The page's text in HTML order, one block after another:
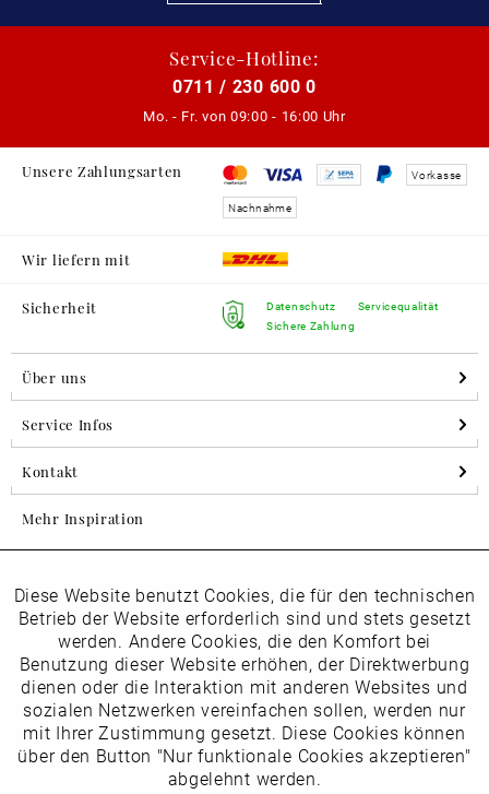
Service-Hotline:
0711 / 230 600 0
Mo. - Fr. von 09:00 - 16:00 Uhr
Unsere Zahlungsarten Vorkasse
Nachnahme
Wir liefern mit
Sicherheit
Datenschutz
Sichere Zahlung
Servicequalität
Über uns
Service Infos
Kontakt
Mehr Inspiration
Folgen Sie uns auf Instagram
horsch_schuhe
Newsletter
Datenschutzbestimmungenhabe ich zur Kenntnis
Funktionale Aktiv
Marketing Inaktiv
Tracking Inaktiv
Diese Website benutzt Cookies, die für den technischen
Betrieb der Website erforderlich sind und stets gesetzt
werden. Andere Cookies, die den Komfort bei
Benutzung dieser Website erhöhen, der Direktwerbung
dienen oder die Interaktion mit anderen Websites und
sozialen Netzwerken vereinfachen sollen, werden nur
mit Ihrer Zustimmung gesetzt. Diese Cookies können
über den Button "Nur funktionale Cookies akzeptieren"
abgelehnt werden.